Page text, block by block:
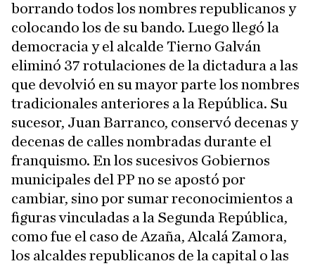
borrando todos los nombres republicanos y
colocando los de su bando. Luego llegó la
democracia y el alcalde Tierno Galván
eliminó 37 rotulaciones de la dictadura a las
que devolvió en su mayor parte los nombres
tradicionales anteriores a la República. Su
sucesor, Juan Barranco, conservó decenas y
decenas de calles nombradas durante el
franquismo. En los sucesivos Gobiernos
municipales del PP no se apostó por
cambiar, sino por sumar reconocimientos a
figuras vinculadas a la Segunda República,
como fue el caso de Azaña, Alcalá Zamora,
los alcaldes republicanos de la capital o las